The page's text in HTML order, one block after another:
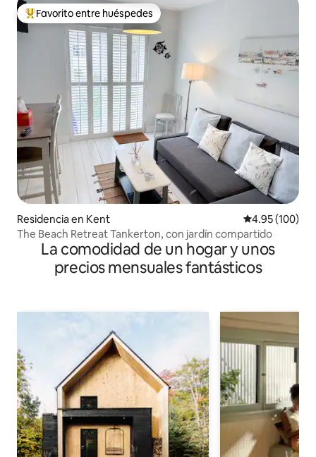
De los mejores en Favorito entre huéspedes
Favorito entre huéspedes
Residencia en Kent Calificación
4.95 (100)
The Beach Retreat Tankerton, con jardín compartido
La comodidad de un hogar y unos
precios mensuales fantásticos